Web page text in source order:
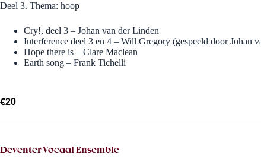
Deel 3. Thema: hoop
Cry!, deel 3 – Johan van der Linden
Interference deel 3 en 4 – Will Gregory (gespeeld door Johan
Hope there is – Clare Maclean
Earth song – Frank Tichelli
€20
Deventer Vocaal Ensemble